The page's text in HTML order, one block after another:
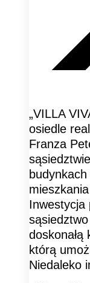
„VILLA
osiedle
Franza
Inwestycja
którą
Niedaleko